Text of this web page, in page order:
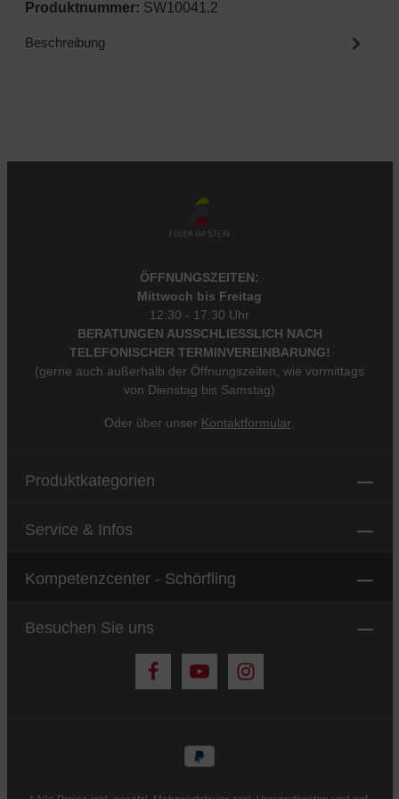
Produktnummer: SW10041.2
Beschreibung
Besuchen Sie uns
Kompetenzcenter - Schörfling
ÖFFNUNGSZEITEN:
Mittwoch bis Freitag
12:30 - 17:30 Uhr
BERATUNGEN AUSSCHLIESSLICH NACH
TELEFONISCHER TERMINVEREINBARUNG!
(gerne auch außerhalb der Öffnungszeiten, wie vormittags
von Dienstag bis Samstag)
Oder über unser Kontaktformular
Produktkategorien
Service & Infos